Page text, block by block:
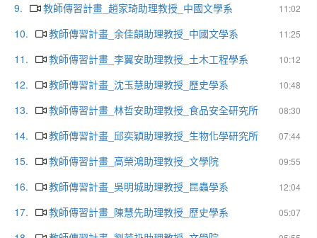
9.
11:02
教師傳習計畫_趙家琦助理教授_中國文學系
10.
11:25
教師傳習計畫_余佳韻助理教授_中國文學系
11.
10:12
教師傳習計畫_李翼安助理教授_土木工程學系
12.
10:48
教師傳習計畫_沈玉慧助理教授_歷史學系
13.
08:30
教師傳習計畫_林哲安助理教授_食品安全研究所
14.
07:44
教師傳習計畫_邱奕穎助理教授_生物化學研究所
15.
09:55
教師傳習計畫_高榮鴻助理教授_文學院
16.
12:04
教師傳習計畫_吳明城助理教授_昆蟲學系
17.
05:07
教師傳習計畫_陳慧先助理教授_歷史學系